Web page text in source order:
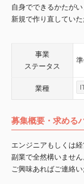
自身でできるかたが
新規で作り直していた
事業
ステータス
業種
募集概要・求める
エンジニアもしくは
副業で全然構いません
ご興味あればご連絡い